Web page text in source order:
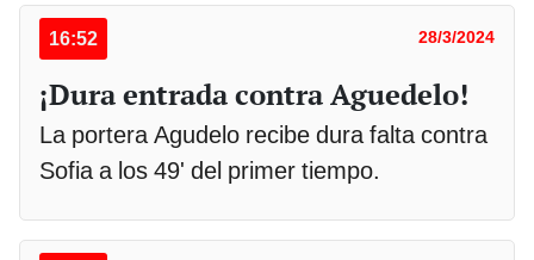
16:52 28/3/2024
¡Dura entrada contra Aguedelo!
La portera Agudelo recibe dura falta contra
Sofia a los 49' del primer tiempo.